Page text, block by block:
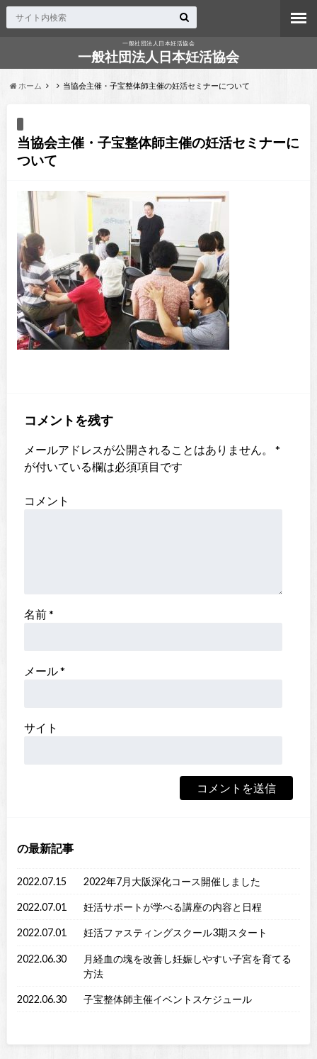
一般社団法人日本妊活協会
一般社団法人日本妊活協会
ホーム 当協会主催・子宝整体師主催の妊活セミナーについて
当協会主催・子宝整体師主催の妊活セミナーに
ついて
コメントを残す
メールアドレスが公開されることはありません。
*
が付いている欄は必須項目です
コメント
名前*
メール*
サイト
の最新記事
2022.07.15 2022年7月大阪深化コース開催しました
2022.07.01 妊活サポートが学べる講座の内容と日程
2022.07.01 妊活ファスティングスクール3期スタート
2022.06.30
月経血の塊を改善し妊娠しやすい子宮を育てる
方法
2022.06.30 子宝整体師主催イベントスケジュール